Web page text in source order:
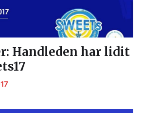
Handleden har lidit